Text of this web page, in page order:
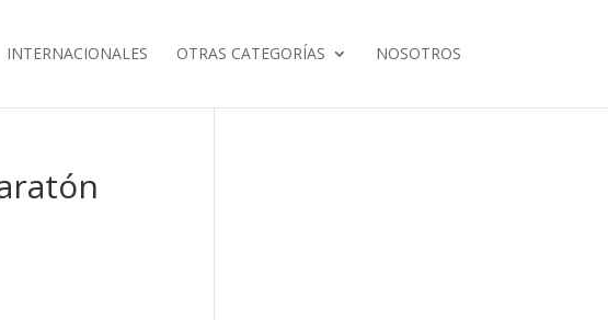
INTERNACIONALES OTRAS CATEGORÍAS NOSOTROS